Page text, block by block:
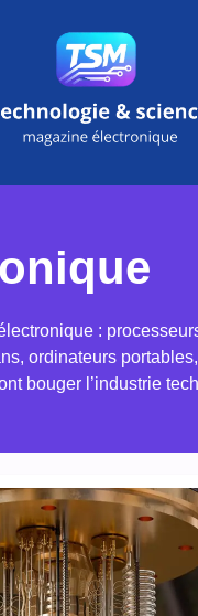
:
ordinateurs
bouger l’industrie